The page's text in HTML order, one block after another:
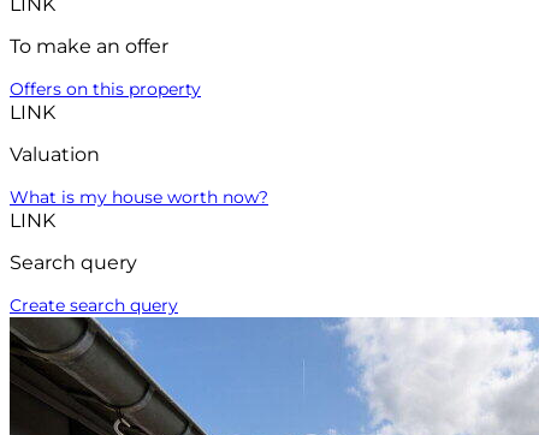
LINK
To make an offer
Offers on this property
LINK
Valuation
What is my house worth now?
LINK
Search query
Create search query